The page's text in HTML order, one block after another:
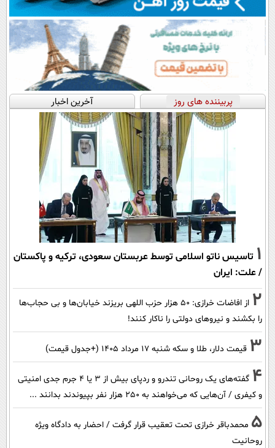
پربیننده های روز آخرین اخبار
1 تاسیس ناتو اسلامی توسط عربستان سعودی، ترکیه و پاکستان
/ علت: ایران
2
از افاضات خرازی: ۵۰ هزار حزب اللهی بریزند خیابان‌ها و بی حجاب‌ها
را بکشند و نیرو‌های دولتی را ناکار کنند!
3 قیمت دلار، طلا و سکه شنبه ۱۷ مرداد ۱۴۰۵ (+جدول قیمت)
4
گفته‌های یک روحانی تندرو و ردپای بیش از ۳ یا ۴ جرم جدی امنیتی
و کیفری / آن‌هایی که می‌خواهند به ۲۵۰ هزار نفر بپیوندند بدانند ...
5 محمدباقر خرازی تحت تعقیب قرار گرفت / احضار به دادگاه ویژه
روحانیت